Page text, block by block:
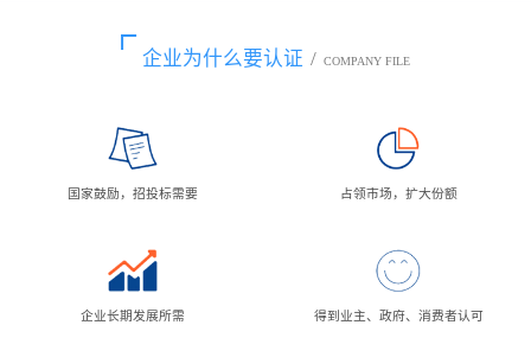
企业为什么要认证 / COMPANY FILE
国家鼓励，招投标需要 占领市场，扩大份额
企业长期发展所需 得到业主、政府、消费者认可